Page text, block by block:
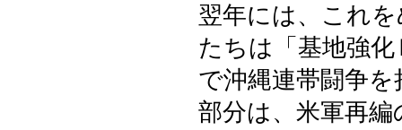
翌年には、これ
たちは「基地強
で沖縄連帯闘争
部分は、米軍再